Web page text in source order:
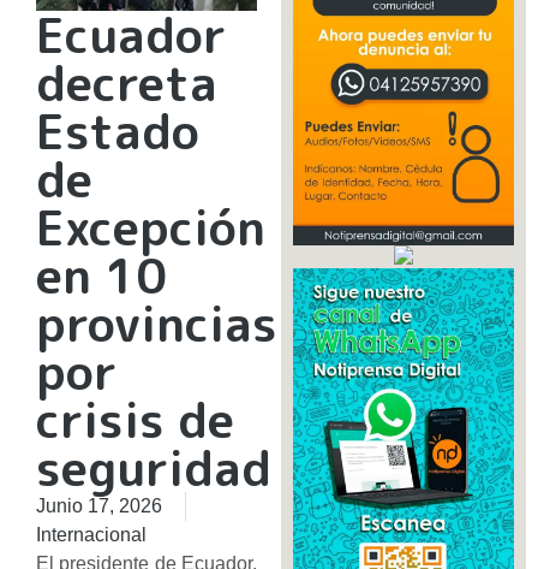
Ecuador
decreta
Estado
de
Excepción
en 10
provincias
por
crisis de
seguridad
Junio 17, 2026
Internacional
El presidente de Ecuador,